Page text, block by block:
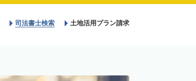
司法書士検索 土地活用プラン請求